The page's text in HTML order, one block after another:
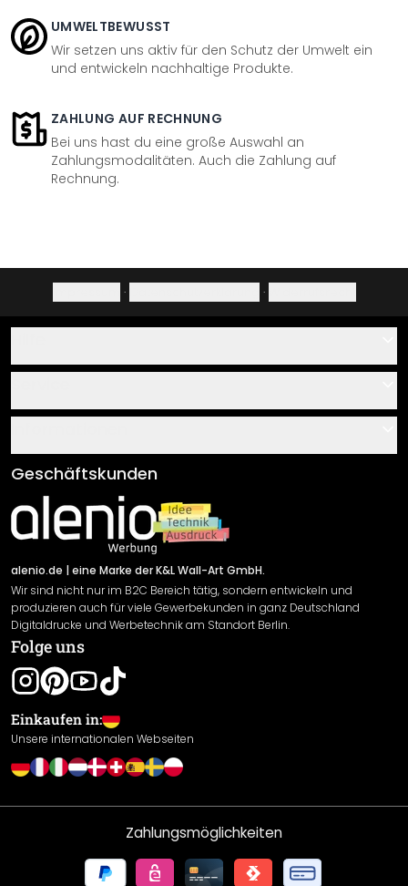
UMWELTBEWUSST
Wir setzen uns aktiv für den Schutz der Umwelt ein
und entwickeln nachhaltige Produkte.
ZAHLUNG AUF RECHNUNG
Bei uns hast du eine große Auswahl an
Zahlungsmodalitäten. Auch die Zahlung auf
Rechnung.
· ·
Über uns
Klebe- und Montageanleitungen
Newsletter An-/Abmeldung
Sendungsverfolgung
AGB
Impressum
Versand & Zahlung
Rücksendung
Widerrufsrecht
Datenschutzerklärung
Gewährleistung
Leistungserklärung / CE-Zeichen
Cookie Einstellungen
Geschäftskunden
alenio.de | eine Marke der K&L Wall-Art GmbH.
Wir sind nicht nur im B2C Bereich tätig, sondern entwickeln und
produzieren auch für viele Gewerbekunden in ganz Deutschland
Digitaldrucke und Werbetechnik am Standort Berlin.
Folge uns
Einkaufen in:
Unsere internationalen Webseiten
Zahlungsmöglichkeiten